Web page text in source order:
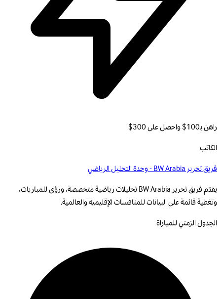
راهن بـ100$ واحصل على 300$
الكاتب
فريق تحرير BW Arabia - وحدة التحليل الرياضي
يقدّم فريق تحرير BW Arabia تحليلات رياضية متخصصة، ورؤى للمباريات،
وتغطية قائمة على البيانات للمنافسات الإقليمية والعالمية.
الجدول الزمني للمباراة